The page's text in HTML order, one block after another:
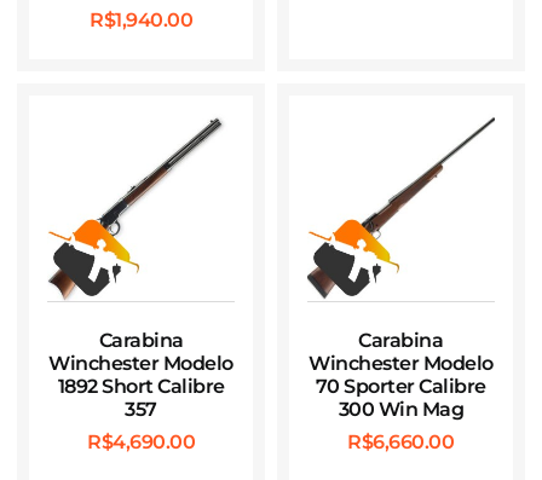
R$1,940.00
Carabina
Winchester Modelo
1892 Short Calibre
357
R$4,690.00
Carabina
Winchester Modelo
70 Sporter Calibre
300 Win Mag
R$6,660.00